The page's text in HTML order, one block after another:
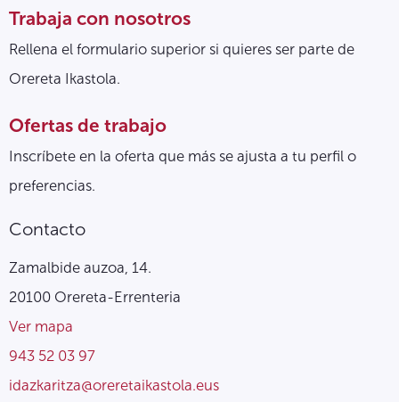
Trabaja con nosotros
Rellena el formulario superior si quieres ser parte de
Orereta Ikastola.
Ofertas de trabajo
Inscríbete en la oferta que más se ajusta a tu perfil o
preferencias.
Contacto
Zamalbide auzoa, 14.
20100 Orereta-Errenteria
Ver mapa
943 52 03 97
idazkaritza@oreretaikastola.eus